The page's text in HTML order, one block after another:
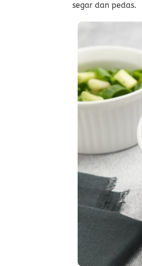
segar dan pedas.